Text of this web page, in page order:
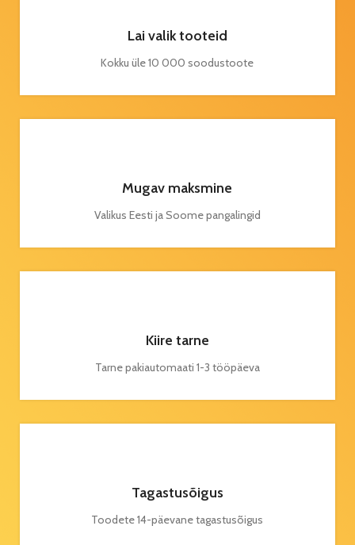
Lai valik tooteid
Kokku üle 10 000 soodustoote
Mugav maksmine
Valikus Eesti ja Soome pangalingid
Kiire tarne
Tarne pakiautomaati 1-3 tööpäeva
Tagastusõigus
Toodete 14-päevane tagastusõigus